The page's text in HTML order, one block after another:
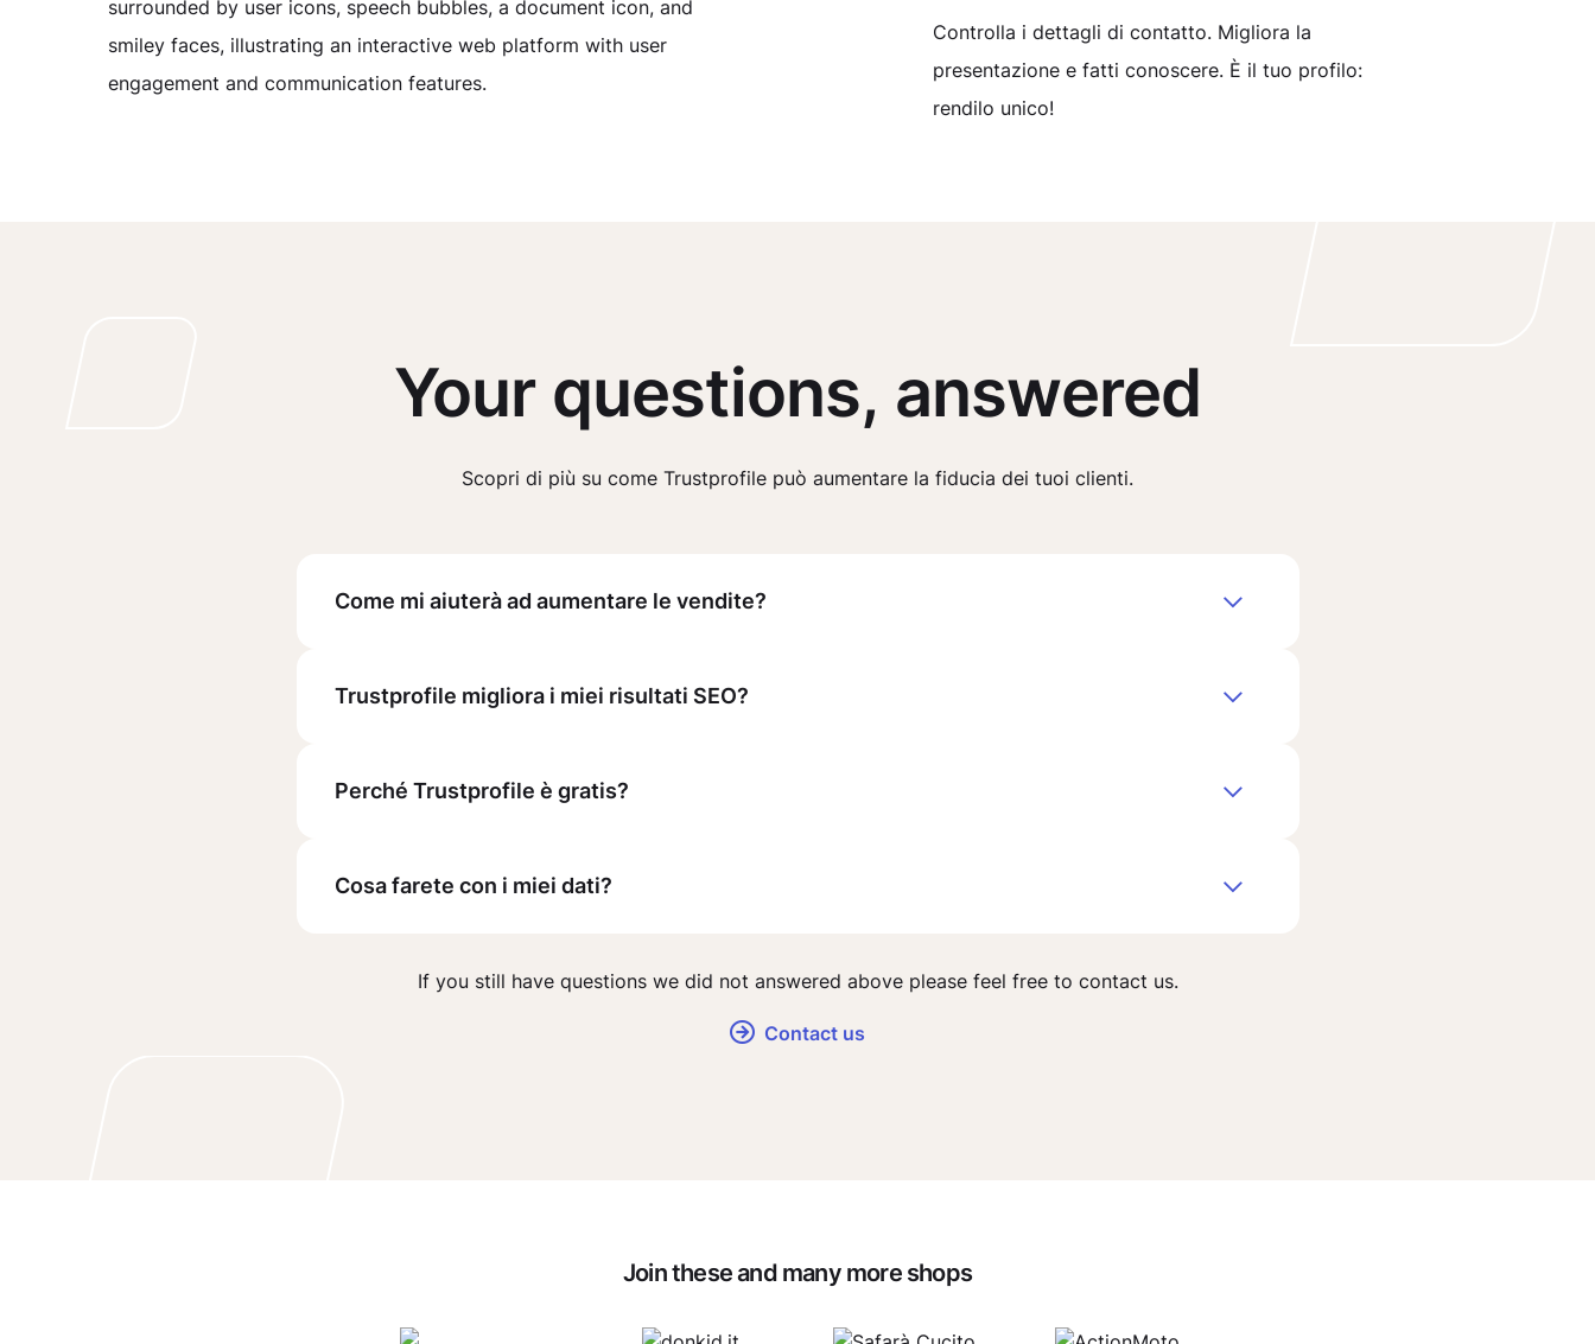
Controlla i dettagli di contatto. Migliora la
presentazione e fatti conoscere. È il tuo profilo:
rendilo unico!
Your questions, answered
Scopri di più su come Trustprofile può aumentare la fiducia dei tuoi clienti.
Come mi aiuterà ad aumentare le vendite?
Trustprofile migliora i miei risultati SEO?
Perché Trustprofile è gratis?
Cosa farete con i miei dati?
If you still have questions we did not answered above please feel free to contact us.
Contact us
Join these and many more shops